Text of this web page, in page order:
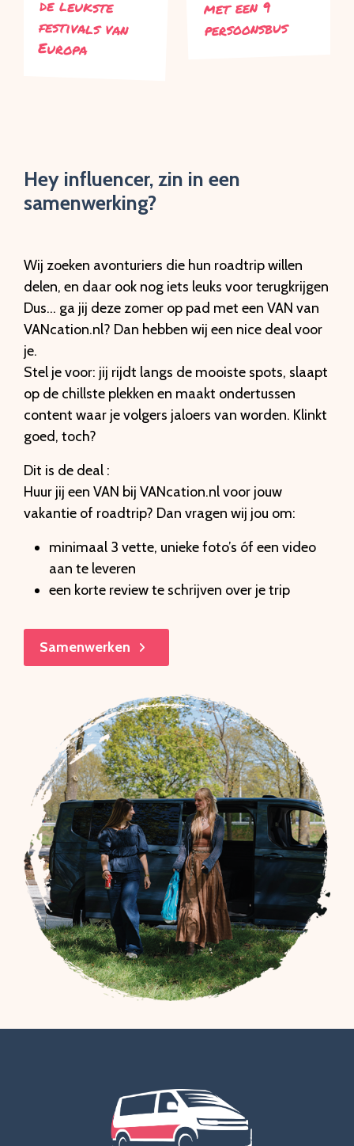
Europa
met een 9
persoonsbus
Hey influencer, zin in een
samenwerking?
Wij zoeken avonturiers die hun roadtrip willen
delen, en daar ook nog iets leuks voor terugkrijgen
Dus… ga jij deze zomer op pad met een VAN van
VANcation.nl? Dan hebben wij een nice deal voor
je.
Stel je voor: jij rijdt langs de mooiste spots, slaapt
op de chillste plekken en maakt ondertussen
content waar je volgers jaloers van worden. Klinkt
goed, toch?
Dit is de deal :
Huur jij een VAN bij VANcation.nl voor jouw
vakantie of roadtrip? Dan vragen wij jou om:
minimaal 3 vette, unieke foto’s óf een video
aan te leveren
een korte review te schrijven over je trip
Samenwerken